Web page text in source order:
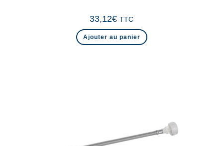
33,12€ TTC
Ajouter au panier